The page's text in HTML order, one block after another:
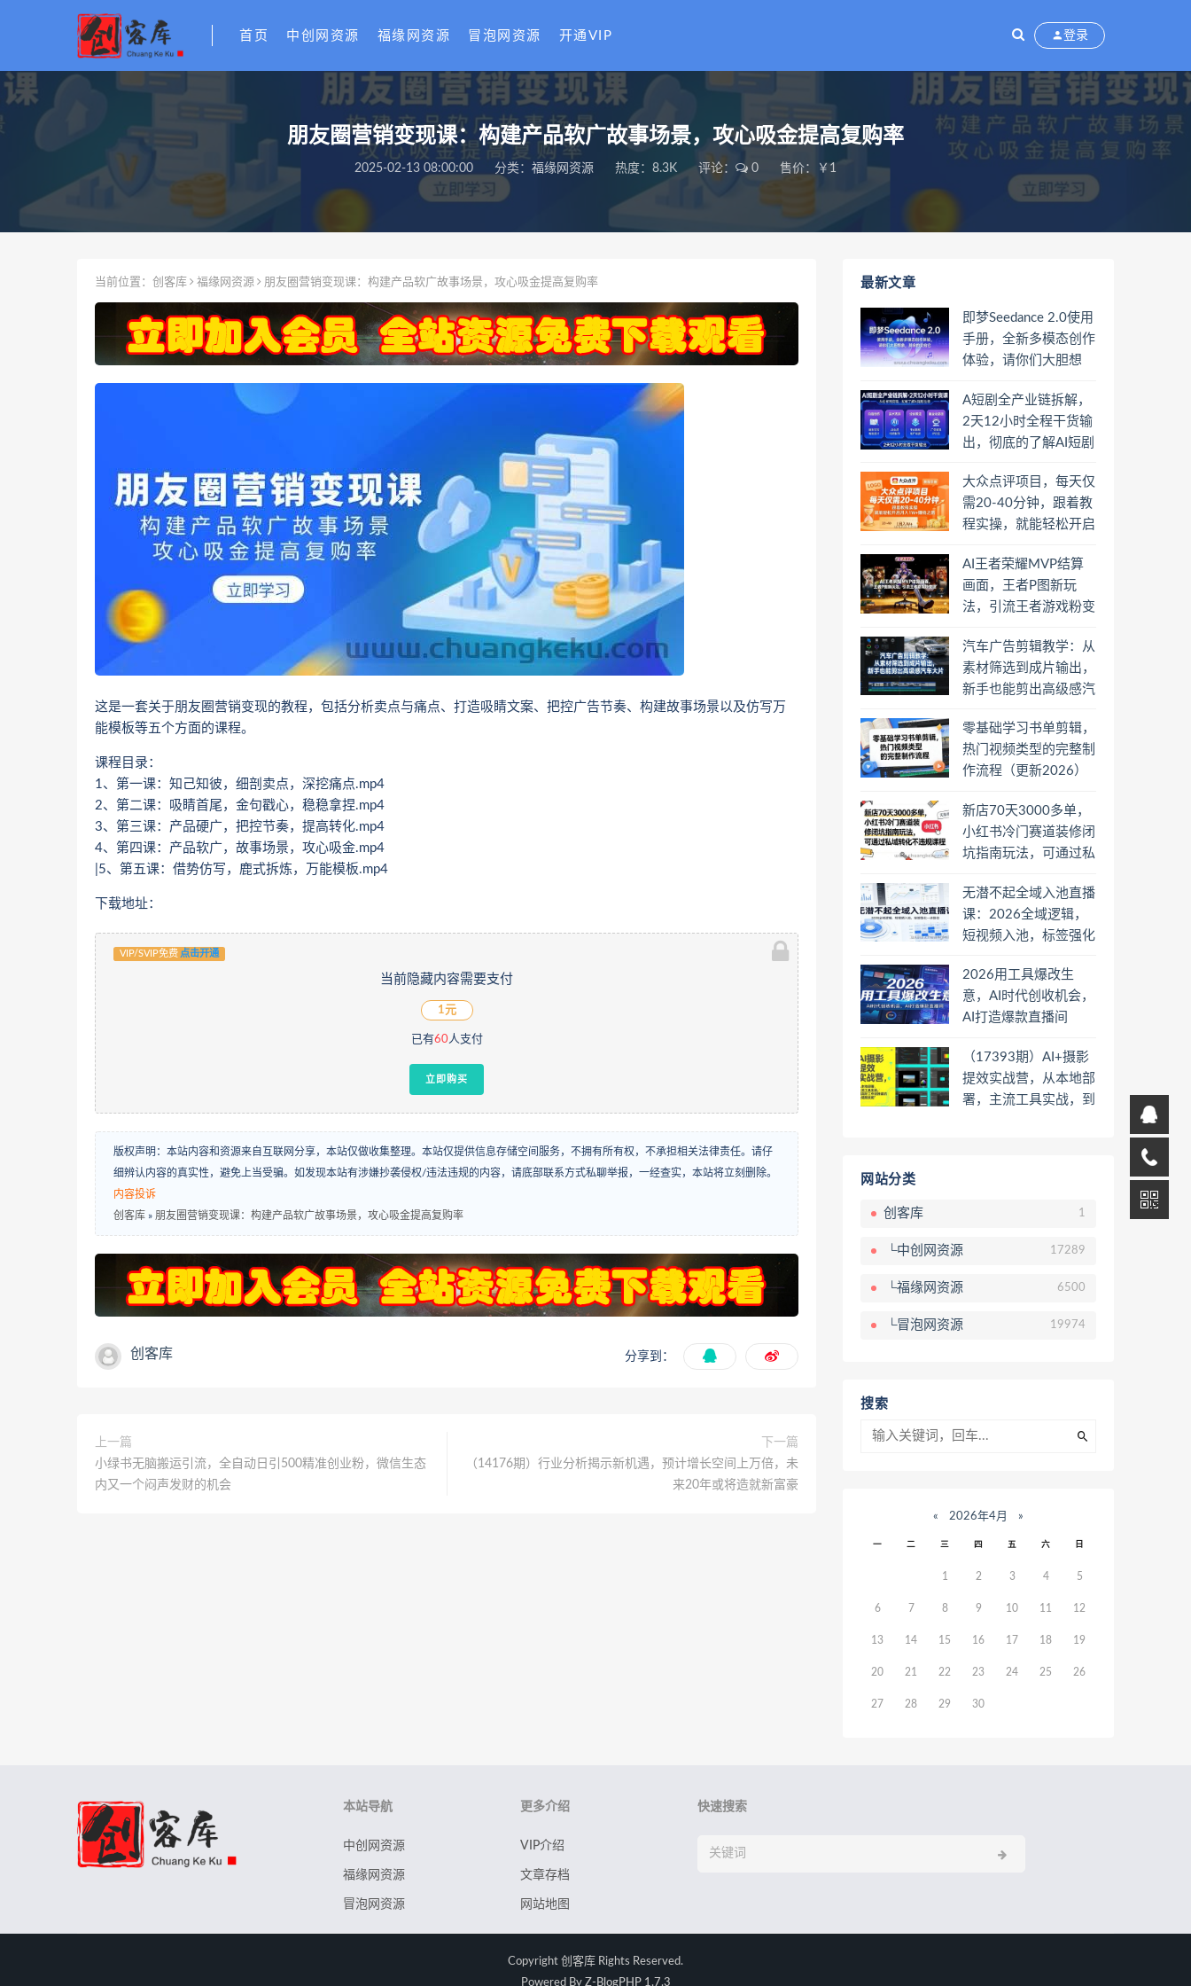
首页 中创网资源 福缘网资源 冒泡网资源 开通VIP 登录
朋友圈营销变现课：构建产品软广故事场景，攻心吸金提高复购率
2025-02-13 08:00:00 分类： 福缘网资源 热度：8.3K 评论： 0 售价：￥1
当前位置： 创客库 福缘网资源 朋友圈营销变现课：构建产品软广故事场景，攻心吸金提高复购率
这是一套关于朋友圈营销变现的教程，包括分析卖点与痛点、打造吸睛文案、把控广告节奏、构建故事场景以及仿写万
能模板等五个方面的课程。
课程目录：
1、第一课：知己知彼，细剖卖点，深挖痛点.mp4
2、第二课：吸睛首尾，金句戳心，稳稳拿捏.mp4
3、第三课：产品硬广，把控节奏，提高转化.mp4
4、第四课：产品软广，故事场景，攻心吸金.mp4
|5、第五课：借势仿写，鹿式拆炼，万能模板.mp4
下载地址：
VIP/SVIP免费 点击开通
当前隐藏内容需要支付
1元
已有60人支付
立即购买
版权声明：本站内容和资源来自互联网分享，本站仅做收集整理。本站仅提供信息存储空间服务，不拥有所有权，不承担相关法律责任。请仔
细辨认内容的真实性，避免上当受骗。如发现本站有涉嫌抄袭侵权/违法违规的内容，请底部联系方式私聊举报，一经查实，本站将立刻删除。
内容投诉
创客库 » 朋友圈营销变现课：构建产品软广故事场景，攻心吸金提高复购率
创客库 分享到：
上一篇
小绿书无脑搬运引流，全自动日引500精准创业粉，微信生态
内又一个闷声发财的机会
下一篇
（14176期）行业分析揭示新机遇，预计增长空间上万倍，未
来20年或将造就新富豪
最新文章
即梦Seedance 2.0使用
手册，全新多模态创作
体验，请你们大胆想
A短剧全产业链拆解，
2天12小时全程干货输
出，彻底的了解AI短剧
大众点评项目，每天仅
需20-40分钟，跟着教
程实操，就能轻松开启
AI王者荣耀MVP结算
画面，王者P图新玩
法，引流王者游戏粉变
汽车广告剪辑教学：从
素材筛选到成片输出，
新手也能剪出高级感汽
零基础学习书单剪辑，
热门视频类型的完整制
作流程（更新2026）
新店70天3000多单，
小红书冷门赛道装修闭
坑指南玩法，可通过私
无潜不起全域入池直播
课：2026全域逻辑，
短视频入池，标签强化
2026用工具爆改生
意，AI时代创收机会，
AI打造爆款直播间
（17393期）AI+摄影
提效实战营，从本地部
署，主流工具实战，到
网站分类
创客库 1
└中创网资源 17289
└福缘网资源 6500
└冒泡网资源 19974
搜索
« 2026年4月 »
一 二 三 四 五 六 日
1 2 3 4 5
6 7 8 9 10 11 12
13 14 15 16 17 18 19
20 21 22 23 24 25 26
27 28 29 30
本站导航
中创网资源
福缘网资源
冒泡网资源
更多介绍
VIP介绍
文章存档
网站地图
快速搜索
Copyright 创客库 Rights Reserved.
Powered By Z-BlogPHP 1.7.3